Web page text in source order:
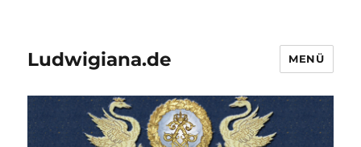
Ludwigiana.de MENÜ